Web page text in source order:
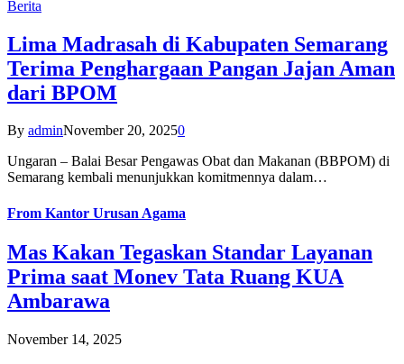
Berita
Lima Madrasah di Kabupaten Semarang
Terima Penghargaan Pangan Jajan Aman
dari BPOM
By adminNovember 20, 20250
Ungaran – Balai Besar Pengawas Obat dan Makanan (BBPOM) di
Semarang kembali menunjukkan komitmennya dalam…
From Kantor Urusan Agama
Mas Kakan Tegaskan Standar Layanan
Prima saat Monev Tata Ruang KUA
Ambarawa
November 14, 2025